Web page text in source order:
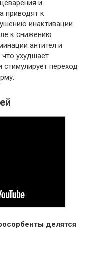
и
приводят к
инактивации
к снижению
антител и
что ухудшает
стимулирует переход
делятся